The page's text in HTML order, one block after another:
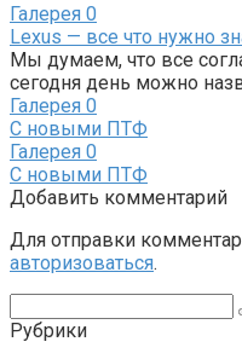
Галерея 0
Lexus — все что нужно
Мы думаем, что все
сегодня день можно
Галерея 0
С новыми ПТФ
Галерея 0
С новыми ПТФ
Добавить комментарий
Для отправки
авторизоваться.
Рубрики